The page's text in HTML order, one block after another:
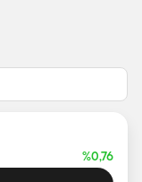
%0,76